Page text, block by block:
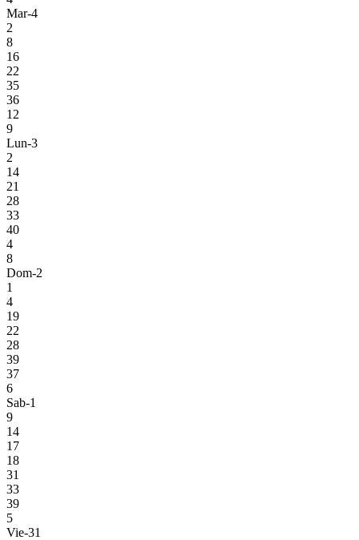
Mar-4
2
8
16
22
35
36
12
9
Lun-3
2
14
21
28
33
40
4
8
Dom-2
1
4
19
22
28
39
37
6
Sab-1
9
14
17
18
31
33
39
5
Vie-31